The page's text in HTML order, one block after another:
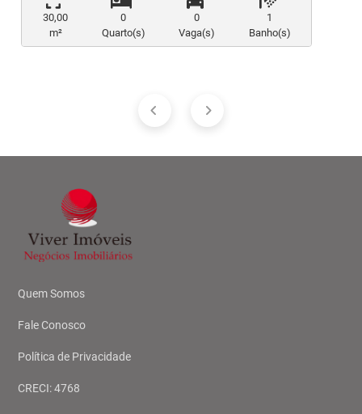
30,00
m²
0
Quarto(s)
0
Vaga(s)
1
Banho(s)
Quem Somos
Fale Conosco
Política de Privacidade
CRECI: 4768